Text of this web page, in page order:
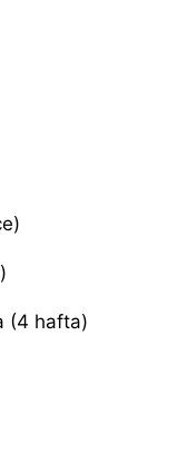
(4 hafta)